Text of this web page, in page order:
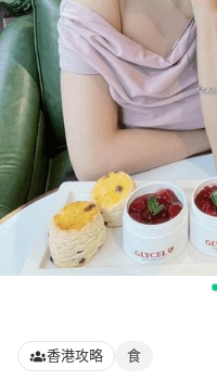
香港攻略 食